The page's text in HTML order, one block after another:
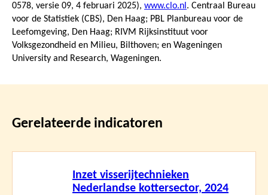
0578, versie 09, 4 februari 2025), www.clo.nl . Centraal Bureau
voor de Statistiek (CBS), Den Haag; PBL Planbureau voor de
Leefomgeving, Den Haag; RIVM Rijksinstituut voor
Volksgezondheid en Milieu, Bilthoven; en Wageningen
University and Research, Wageningen.
Gerelateerde indicatoren
Inzet visserijtechnieken
Nederlandse kottersector, 2024